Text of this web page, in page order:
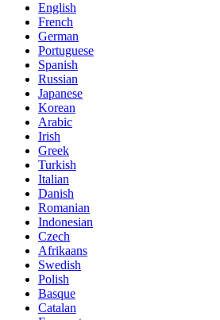
English
French
German
Portuguese
Spanish
Russian
Japanese
Korean
Arabic
Irish
Greek
Turkish
Italian
Danish
Romanian
Indonesian
Czech
Afrikaans
Swedish
Polish
Basque
Catalan